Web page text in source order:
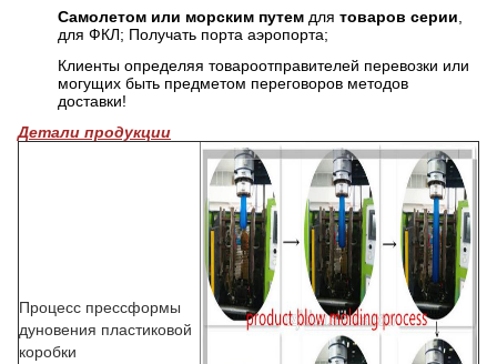
Самолетом или морским путем для товаров серии
для ФКЛ; Получать порта аэропорта;
Клиенты определяя товароотправителей перевозки или
могущих быть предметом переговоров методов
доставки!
Детали продукции
Процесс прессформы
дуновения пластиковой
коробки